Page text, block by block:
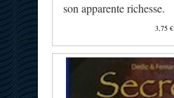
son apparente richesse.
3,75 €